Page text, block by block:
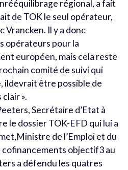
régional, a fait
de TOK le seul opérateur,
Vrancken. Il y a donc
opérateurs pour la
européen, mais cela reste
comité de suivi qui
ildevrait être possible de
».
Secrétaire d’Etat à
le dossier TOK-EFD qui lui a
de l’Emploi et du
cofinancements objectif3 au
a défendu les quatres